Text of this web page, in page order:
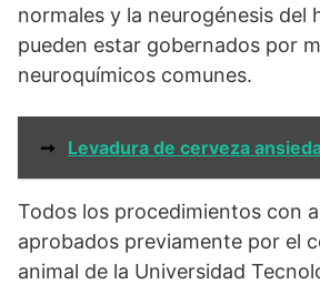
normales y la neurogénesis del
pueden estar gobernados por
neuroquímicos comunes.
➞ Levadura de cerveza
Todos los procedimientos con
aprobados previamente por el
animal de la Universidad